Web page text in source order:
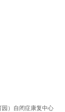
园）自闭症康复中心